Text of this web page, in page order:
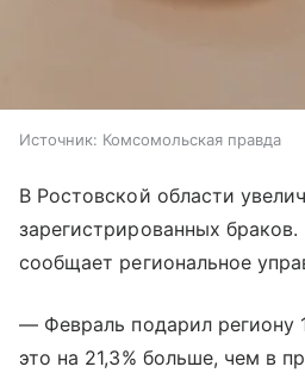
Источник: Комсомольская правда
В Ростовской области
зарегистрированных
сообщает региональное
— Февраль подарил региону
это на 21,3% больше, чем в